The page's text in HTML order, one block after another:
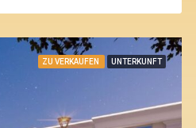
ZU VERKAUFEN UNTERKUNFT